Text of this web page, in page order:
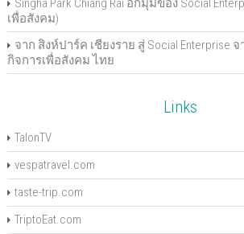
Singha Park Chiang Rai อีกมุมของ Social
เพื่อสังคม)
จาก สิงห์ปาร์ค เชียงราย สู่ Social Enterprise
กิจการเพื่อสังคม ไทย
Links
TalonTV
vespatravel.com
taste-trip.com
TriptoEat.com